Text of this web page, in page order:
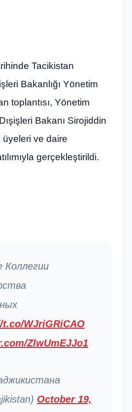
Tacikistan
Bakanlığı Yönetim
toplantısı, Yönetim
Bakanı Sirojiddin
ve daire
gerçekleştirildi.
Коллегии
WJriGRiCAO
ZlwUmEJJo1
October 19,